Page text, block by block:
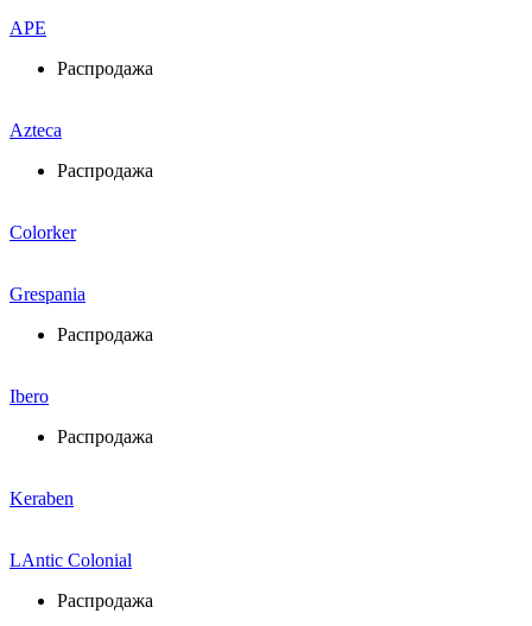
APE
Распродажа
Azteca
Распродажа
Colorker
Grespania
Распродажа
Ibero
Распродажа
Keraben
LAntic Colonial
Распродажа